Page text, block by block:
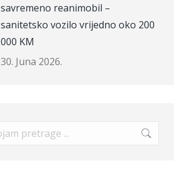
savremeno reanimobil –
sanitetsko vozilo vrijedno oko 200
000 KM
30. Juna 2026.